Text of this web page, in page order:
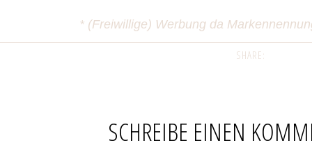
* (Freiwillige) Werbung da
SHARE:
SCHREIBE EINEN